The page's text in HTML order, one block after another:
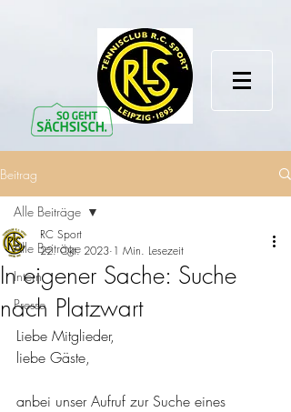
Beitrag
Alle Beiträge
Intern
Presse
Alle Beiträge
In eigener Sache: Suche
nach Platzwart
RC Sport
22. Okt. 2023 1 Min. Lesezeit
Liebe Mitglieder,
liebe Gäste,
anbei unser Aufruf zur Suche eines